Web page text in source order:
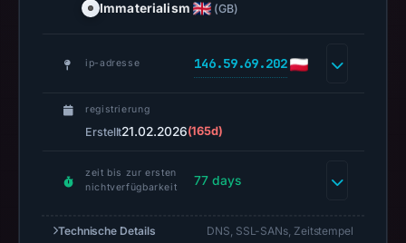
UTC.
capture
available,
Immaterialism (GB)
ip-adresse 146.59.69.202
registrierung
Erstellt21.02.2026(165d)
zeit bis zur ersten
nichtverfügbarkeit
77 days
Technische Details DNS, SSL-SANs, Zeitstempel